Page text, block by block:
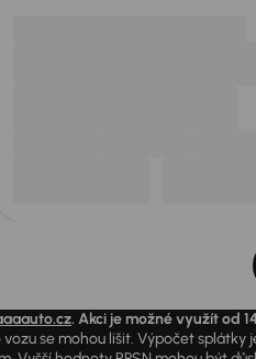
. Akci je možné využít od
se mohou lišit. Výpočet